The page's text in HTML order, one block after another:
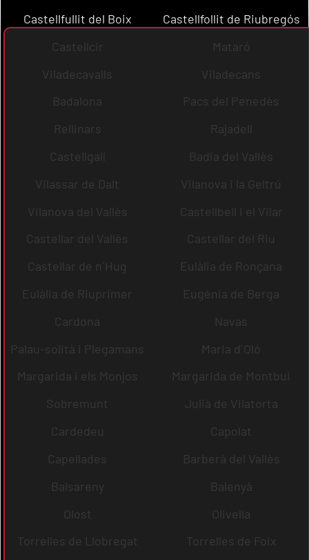
Castellfullit del Boix
Castellfollit de Riubregós
Castellcir
Mataró
Viladecavalls
Viladecans
Badalona
Pacs del Penedès
Rellinars
Rajadell
Castellgalí
Badia del Vallès
Vilassar de Dalt
Vilanova i la Geltrú
Vilanova del Vallès
Castellbell i el Vilar
Castellar del Vallès
Castellar del Riu
Castellar de n´Hug
Eulàlia de Ronçana
Eulàlia de Riuprimer
Eugènia de Berga
Cardona
Navas
Palau-solità i Plegamans
Maria d´Oló
Margarida i els Monjos
Margarida de Montbui
Sobremunt
Julià de Vilatorta
Cardedeu
Capolat
Capellades
Barberà del Vallès
Balsareny
Balenyà
Olost
Olivella
Torrelles de Llobregat
Torrelles de Foix